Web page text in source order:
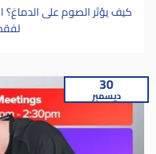
كيف يؤثر الصوم على
30
ديسمبر